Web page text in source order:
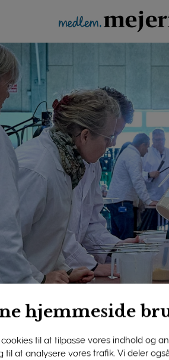
hjemmeside
til at tilpasse vores indhold og
til at analysere vores trafik. Vi deler